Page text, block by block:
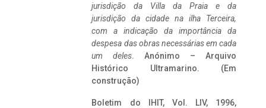
jurisdição da Villa da Praia e da
jurisdição da cidade na ilha Terceira,
com a indicação da importância da
despesa das obras necessárias em cada
um deles. Anónimo – Arquivo
Histórico Ultramarino. (Em
construção)
Boletim do IHIT, Vol. LIV, 1996,